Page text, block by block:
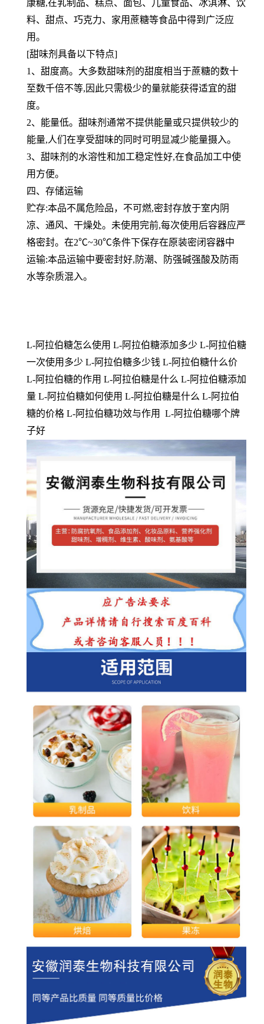
康糖,在乳制品、糕点、面包、儿童食品、冰淇淋、饮
料、甜点、巧克力、家用蔗糖等食品中得到广泛应
用。
[甜味剂具备以下特点]
1、甜度高。大多数甜味剂的甜度相当于蔗糖的数十
至数千倍不等,因此只需极少的量就能获得适宜的甜
度。
2、能量低。甜味剂通常不提供能量或只提供较少的
能量,人们在享受甜味的同时可明显减少能量摄入。
3、甜味剂的水溶性和加工稳定性好,在食品加工中使
用方便。
四、存储运输
贮存:本品不属危险品，不可燃,密封存放于室内阴
凉、通风、干燥处。未使用完前,每次使用后容器应严
格密封。在2℃~30℃条件下保存在原装密闭容器中
运输:本品运输中要密封好,防潮、防强碱强酸及防雨
水等杂质混入。
L-阿拉伯糖怎么使用 L-阿拉伯糖添加多少 L-阿拉伯糖
一次使用多少 L-阿拉伯糖多少钱 L-阿拉伯糖什么价
L-阿拉伯糖的作用 L-阿拉伯糖是什么 L-阿拉伯糖添加
量 L-阿拉伯糖如何使用 L-阿拉伯糖是什么 L-阿拉伯
糖的价格 L-阿拉伯糖功效与作用 L-阿拉伯糖哪个牌
子好